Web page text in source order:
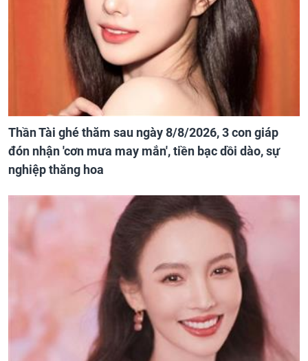
Thần Tài ghé thăm sau ngày 8/8/2026, 3 con giáp
đón nhận 'cơn mưa may mắn', tiền bạc dồi dào, sự
nghiệp thăng hoa